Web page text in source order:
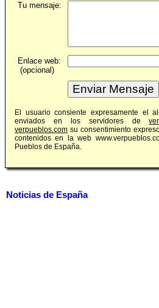
Tu mensaje:
Enlace web:
(opcional)
El usuario consiente expresamente el
enviados en los servidores de
verpueblos.com su consentimiento
contenidos en la web
Pueblos de España.
Noticias de España